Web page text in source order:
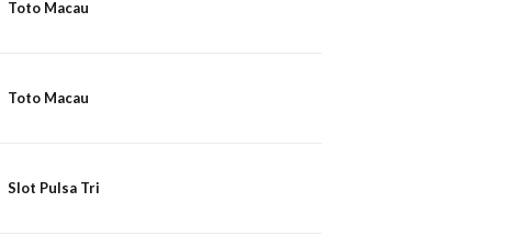
Toto Macau
Toto Macau
Slot Pulsa Tri